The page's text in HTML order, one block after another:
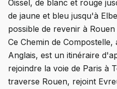
Oissel, de blanc et rouge
de jaune et bleu jusqu'à
possible de revenir à
Ce Chemin de Compostelle,
Anglais, est un itinéraire
rejoindre la voie de Paris à
traverse Rouen, rejoint